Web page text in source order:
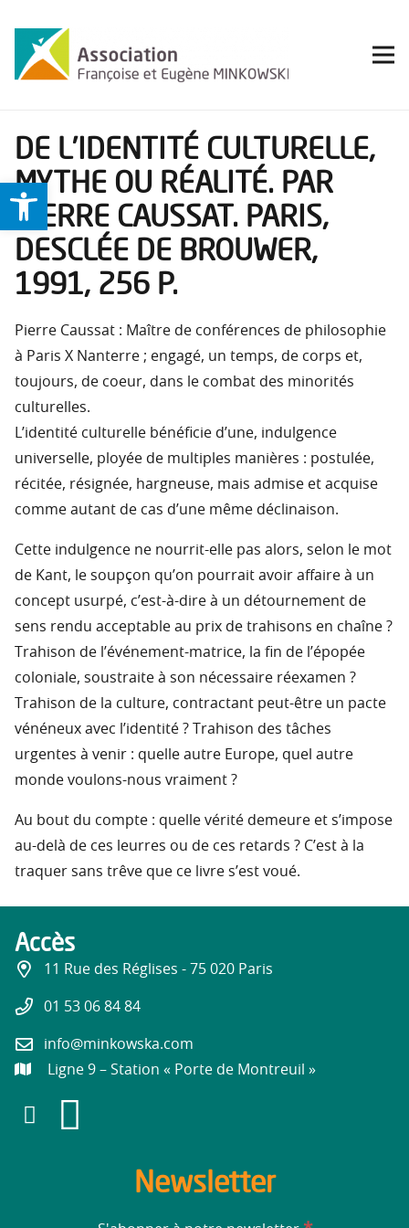
DE L’IDENTITÉ CULTURELLE,
MYTHE OU RÉALITÉ. PAR
PIERRE CAUSSAT. PARIS,
DESCLÉE DE BROUWER,
1991, 256 P.
Pierre Caussat : Maître de conférences de philosophie
à Paris X Nanterre ; engagé, un temps, de corps et,
toujours, de coeur, dans le combat des minorités
culturelles.
L’identité culturelle bénéficie d’une, indulgence
universelle, ployée de multiples manières : postulée,
récitée, résignée, hargneuse, mais admise et acquise
comme autant de cas d’une même déclinaison.
Cette indulgence ne nourrit-elle pas alors, selon le mot
de Kant, le soupçon qu’on pourrait avoir affaire à un
concept usurpé, c’est-à-dire à un détournement de
sens rendu acceptable au prix de trahisons en chaîne ?
Trahison de l’événement-matrice, la fin de l’épopée
coloniale, soustraite à son nécessaire réexamen ?
Trahison de la culture, contractant peut-être un pacte
vénéneux avec l’identité ? Trahison des tâches
urgentes à venir : quelle autre Europe, quel autre
monde voulons-nous vraiment ?
Au bout du compte : quelle vérité demeure et s’impose
au-delà de ces leurres ou de ces retards ? C’est à la
traquer sans trêve que ce livre s’est voué.
Accès
11 Rue des Réglises - 75 020 Paris
01 53 06 84 84
info@minkowska.com
Ligne 9 – Station « Porte de Montreuil »
Newsletter
Ouvrir la barre d’outils